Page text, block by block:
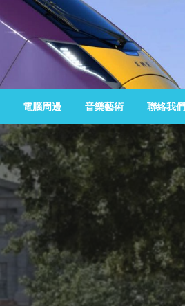
電腦周邊 音樂藝術 聯絡我們